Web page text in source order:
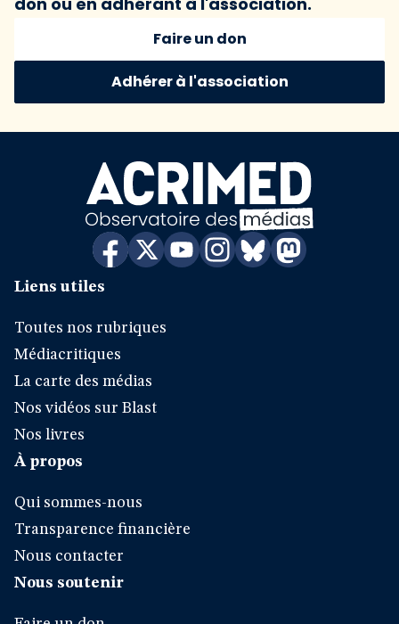
Faire un don
Adhérer à l'association
Liens utiles
Toutes nos rubriques
Médiacritiques
La carte des médias
Nos vidéos sur Blast
Nos livres
À propos
Qui sommes-nous
Transparence financière
Nous contacter
Nous soutenir